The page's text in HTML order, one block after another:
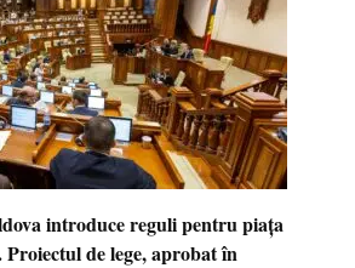
introduce reguli pentru piața
de lege, aprobat în